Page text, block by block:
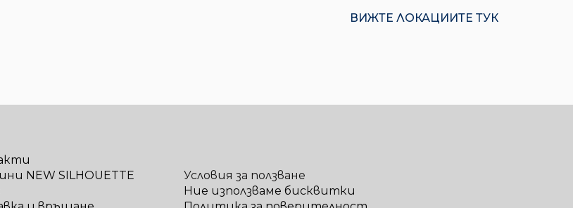
ВИЖТЕ ЛОКАЦИИТЕ ТУК
NEW SILHOUETTE
Условия за ползване
Ние използваме бисквитки